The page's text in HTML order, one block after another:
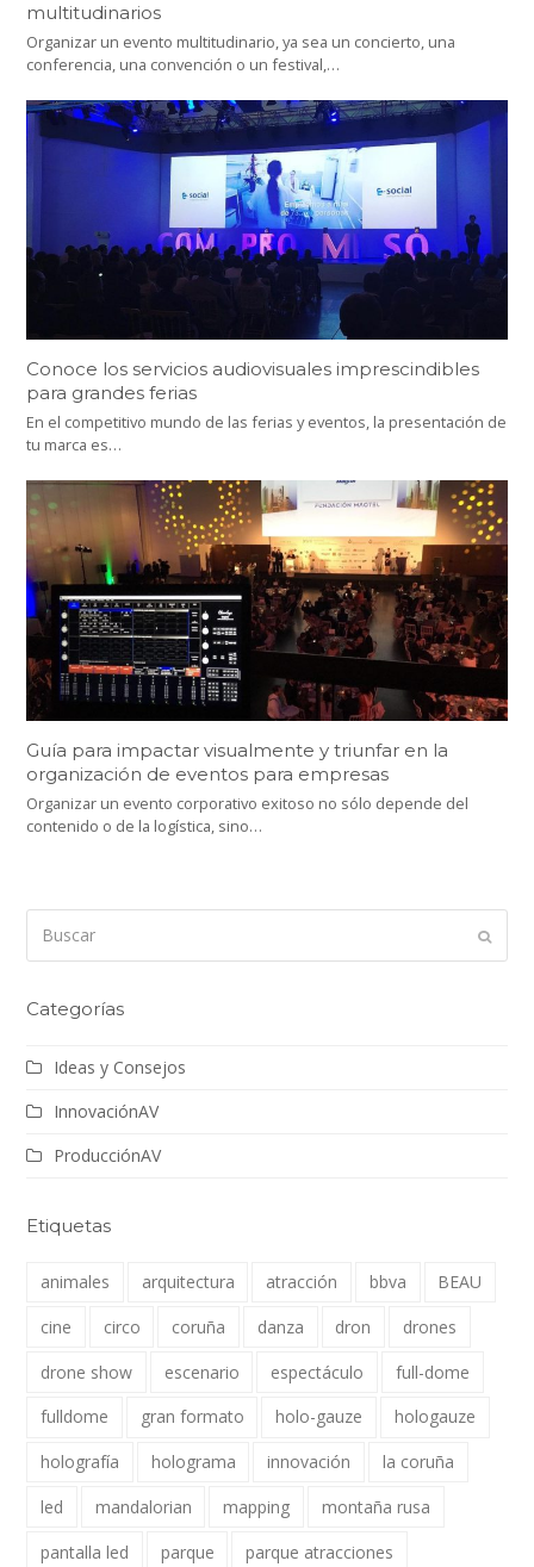
multitudinarios
Organizar un evento multitudinario, ya sea un concierto, una
conferencia, una convención o un festival,…
Conoce los servicios audiovisuales imprescindibles
para grandes ferias
En el competitivo mundo de las ferias y eventos, la presentación de
tu marca es…
Guía para impactar visualmente y triunfar en la
organización de eventos para empresas
Organizar un evento corporativo exitoso no sólo depende del
contenido o de la logística, sino…
Enviar
Categorías
Ideas y Consejos
InnovaciónAV
ProducciónAV
Etiquetas
animales arquitectura atracción bbva
BEAU
cine
circo coruña danza dron
drones
drone show
escenario espectáculo
full-dome
fulldome
gran formato holo-gauze
hologauze
holografía
holograma innovación
la coruña
led
mandalorian mapping
montaña rusa
pantalla led
parque
parque atracciones